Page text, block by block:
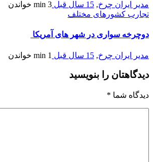
مدیر ایران چرخ, 15 سال قبل 3 min
خواندن
تجارب کشورهای مختلف
دوچرخه سواری در شهر های آمریکا
مدیر ایران چرخ, 15 سال قبل 1 min خواندن
دیدگاهتان را بنویسید
دیدگاه شما *